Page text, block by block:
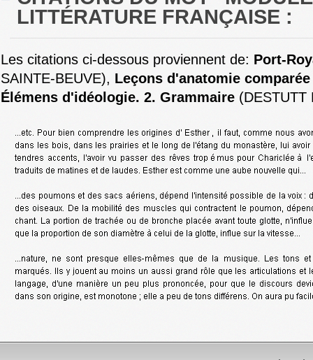
LITTÉRATURE FRANÇAISE :
Les citations ci-dessous proviennent de: Port-
SAINTE-BEUVE), Leçons d'anatomie comparée
Élémens d'idéologie. 2. Grammaire(DESTUTT